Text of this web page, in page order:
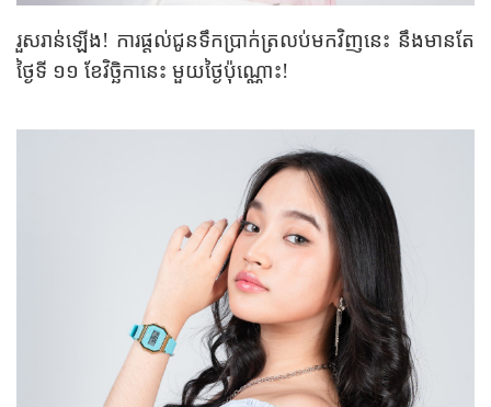
រួសរាន់ឡើង! ការផ្តល់ជូនទឹកប្រាក់ត្រលប់មកវិញនេះ នឹងមានតែ
ថ្ងៃទី ១១ ខែវិច្ឆិកានេះ មួយថ្ងៃប៉ុណ្ណោះ!